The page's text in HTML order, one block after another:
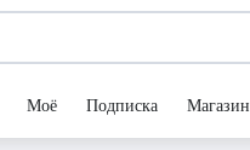
Моё Подписка Магазин